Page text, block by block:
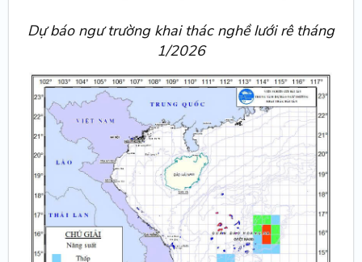
Dự báo ngư trường khai thác nghề lưới rê tháng
1/2026